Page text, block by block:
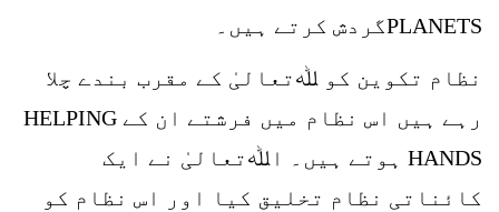
PLANETSگردش کرتے ہیں۔
نظام تکوین کو ﷲتعالیٰ کے مقرب بندے چلا
رہے ہیں اس نظام میں فرشتے ان کے HELPING
HANDS ہوتے ہیں۔ اﷲتعالیٰ نے ایک
کائناتی نظام تخلیق کیا اور اس نظام کو